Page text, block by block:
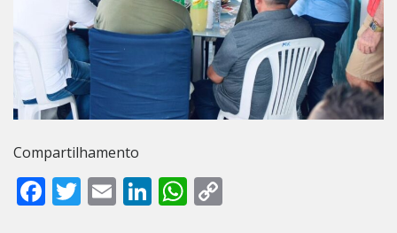
Compartilhamento
Facebook
Twitter
EmailLinkedIn
WhatsApp